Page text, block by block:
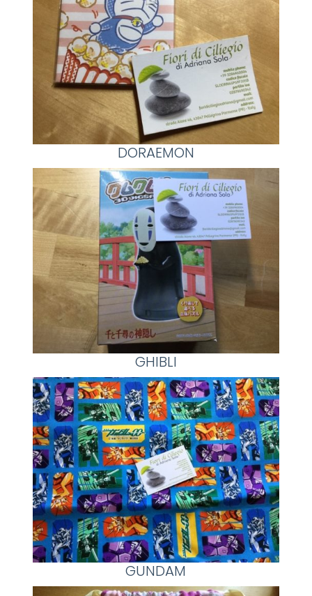
DORAEMON
GHIBLI
GUNDAM